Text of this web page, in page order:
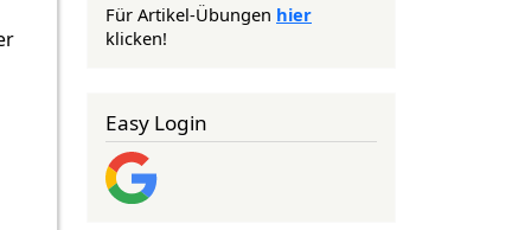
Für Artikel-Übungen hier
klicken!
Easy Login